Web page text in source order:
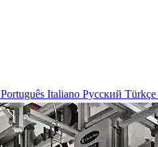
Português Italiano Русский Türkçe